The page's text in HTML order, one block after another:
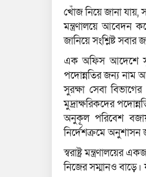
খোঁজ নিয়ে জানা যায়,
মন্ত্রণালয়ে আবেদন
জানিয়ে সংশ্লিষ্ট
এক অফিস আদেশে
পদোন্নতির জন্য নাম
সুরক্ষা সেবা
মুদ্রাক্ষরিকদের
অনুকূল পরিবেশ বজায়
নির্দেশক্রমে অনুশাসন
স্বরাষ্ট্র মন্ত্রণালয়ের
নিজের সম্মানও বাড়ে।